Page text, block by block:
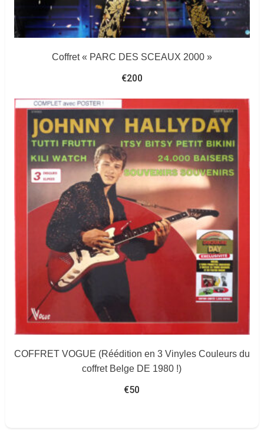
Coffret « PARC DES SCEAUX 2000 »
€200
COFFRET VOGUE (Réédition en 3 Vinyles Couleurs du
coffret Belge DE 1980 !)
€50